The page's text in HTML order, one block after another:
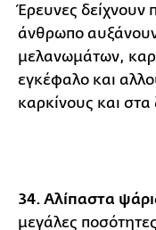
Έρευνες δείχνουν
άνθρωπο
μελανωμάτων,
εγκέφαλο και
καρκίνους και
34. Αλίπαστα
μεγάλες